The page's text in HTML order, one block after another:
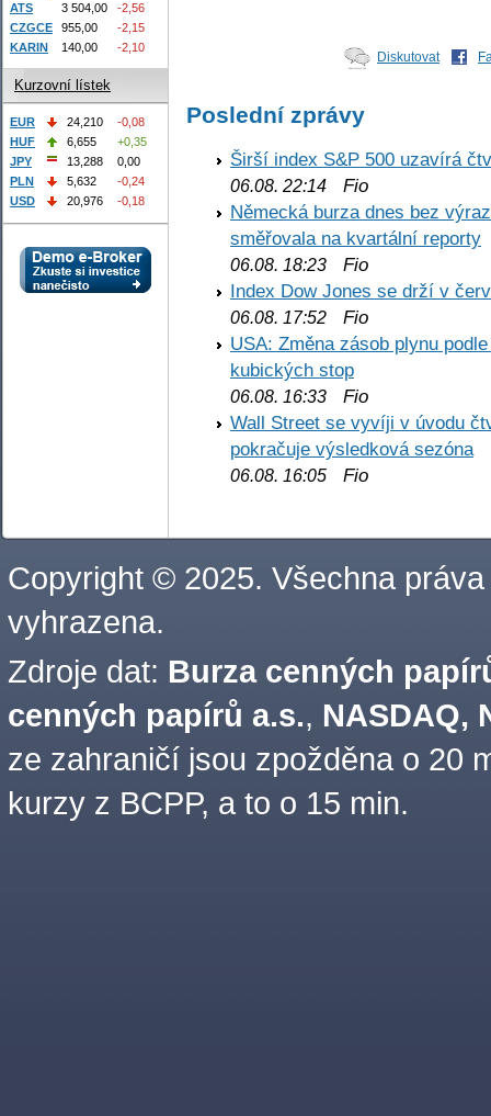
Diskutovat
Poslední zprávy
Širší index S&P 500 uzavírá
06.08. 22:14 Fio
Německá burza dnes bez
směřovala na kvartální reporty
06.08. 18:23 Fio
Index Dow Jones se drží v
06.08. 17:52 Fio
USA: Změna zásob plynu
kubických stop
06.08. 16:33 Fio
Wall Street se vyvíji v úvodu
pokračuje výsledková sezóna
06.08. 16:05 Fio
ATS
3 504,00
-2,56
CZGCE
955,00
-2,15
KARIN
140,00 -2,10
Kurzovní lístek
EUR 24,210
-0,08
HUF
6,655
+0,35
JPY
13,288
0,00
PLN
5,632
-0,24
USD
20,976 -0,18
Copyright © 2025. Všechna práva
vyhrazena.
Zdroje dat: Burza cenných
cenných papírů a.s., NASDAQ,
ze zahraničí jsou zpožděna o 20
kurzy z BCPP, a to o 15 min.